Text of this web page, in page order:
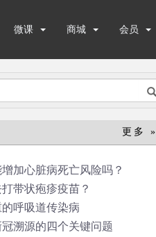
微课 商城 会员
更多 »
加心脏病死亡风险吗？
带状疱疹疫苗？
呼吸道传染病
溯源的四个关键问题